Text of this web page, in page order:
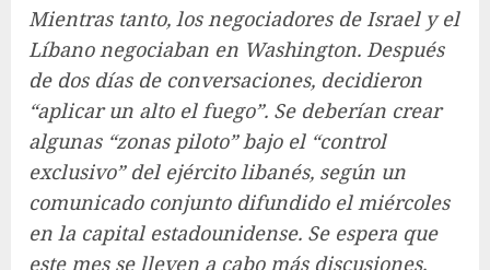
Mientras tanto, los negociadores de Israel y el
Líbano negociaban en Washington. Después
de dos días de conversaciones, decidieron
“aplicar un alto el fuego”. Se deberían crear
algunas “zonas piloto” bajo el “control
exclusivo” del ejército libanés, según un
comunicado conjunto difundido el miércoles
en la capital estadounidense. Se espera que
este mes se lleven a cabo más discusiones.